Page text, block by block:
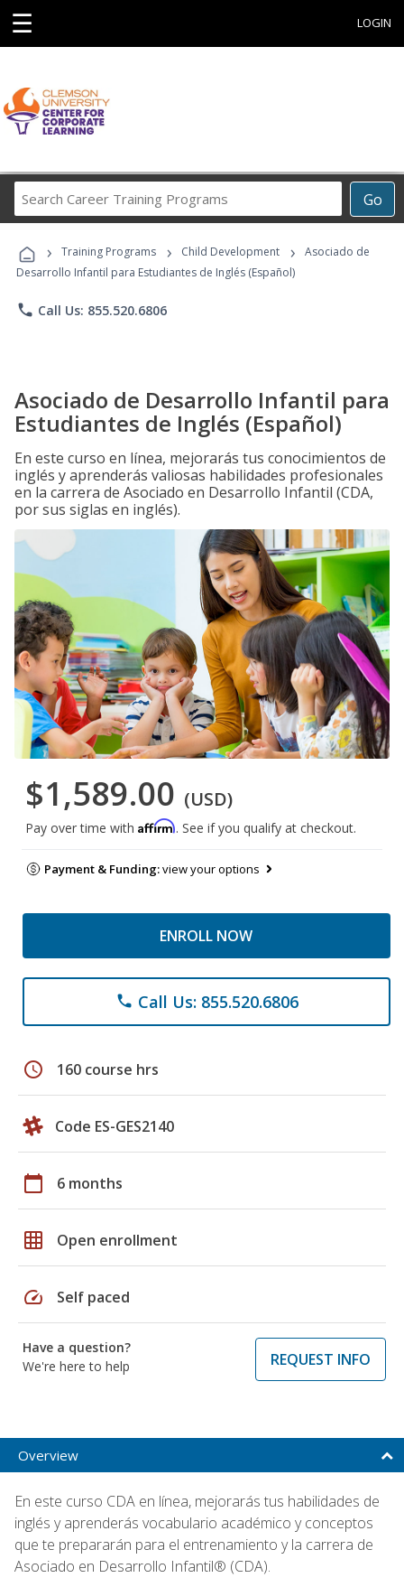
☰ LOGIN
Go
Career
Programs
› Training Programs › Child Development ›
Asociado de
Desarrollo Infantil para Estudiantes de Inglés (Español)
phone Call Us: 855.520.6806
Asociado de Desarrollo Infantil para
Estudiantes de Inglés (Español)
En este curso en línea, mejorarás tus conocimientos de
inglés y aprenderás valiosas habilidades profesionales
en la carrera de Asociado en Desarrollo Infantil (CDA,
por sus siglas en inglés).
$1,589.00 (USD)
Pay over time with Affirm. See if you qualify at checkout.
Payment & Funding:view your options
ENROLL NOW
phone Call Us: 855.520.6806
schedule 160 course hrs
Code ES-GES2140
calendar_today 6 months
grid_on Open enrollment
speed Self paced
Have a question?
We're here to help
REQUEST INFO
Overview
En este curso CDA en línea, mejorarás tus habilidades de
inglés y aprenderás vocabulario académico y conceptos
que te prepararán para el entrenamiento y la carrera de
Asociado en Desarrollo Infantil® (CDA).